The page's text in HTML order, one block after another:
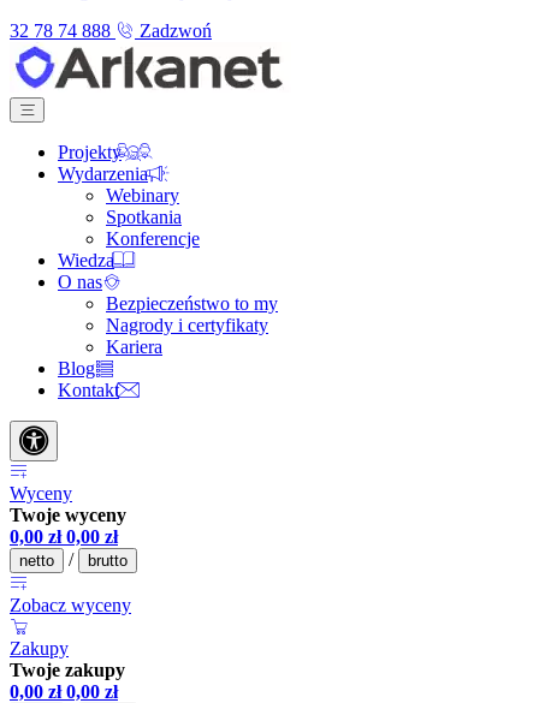
32 78 74 888
Zadzwoń
Projekty
Wydarzenia
Webinary
Spotkania
Konferencje
Wiedza
O nas
Bezpieczeństwo to my
Nagrody i certyfikaty
Kariera
Blog
Kontakt
Wyceny
Twoje wyceny
0,00 zł 0,00 zł
netto / brutto
Zobacz wyceny
Zakupy
Twoje zakupy
0,00 zł 0,00 zł